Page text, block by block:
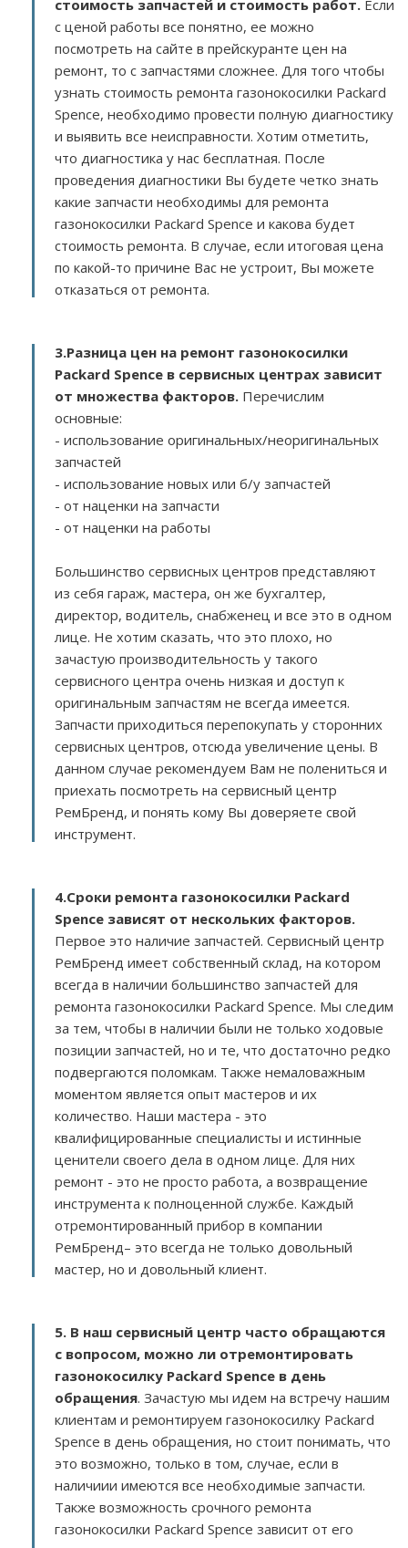
стоимость запчастей и стоимость работ. Если
с ценой работы все понятно, ее можно
посмотреть на сайте в прейскуранте цен на
ремонт, то с запчастями сложнее. Для того чтобы
узнать стоимость ремонта газонокосилки Packard
Spence, необходимо провести полную диагностику
и выявить все неисправности. Хотим отметить,
что диагностика у нас бесплатная. После
проведения диагностики Вы будете четко знать
какие запчасти необходимы для ремонта
газонокосилки Packard Spence и какова будет
стоимость ремонта. В случае, если итоговая цена
по какой-то причине Вас не устроит, Вы можете
отказаться от ремонта.
3.Разница цен на ремонт газонокосилки
Packard Spence в сервисных центрах зависит
от множества факторов. Перечислим
основные:
- использование оригинальных/неоригинальных
запчастей
- использование новых или б/у запчастей
- от наценки на запчасти
- от наценки на работы
Большинство сервисных центров представляют
из себя гараж, мастера, он же бухгалтер,
директор, водитель, снабженец и все это в одном
лице. Не хотим сказать, что это плохо, но
зачастую производительность у такого
сервисного центра очень низкая и доступ к
оригинальным запчастям не всегда имеется.
Запчасти приходиться перепокупать у сторонних
сервисных центров, отсюда увеличение цены. В
данном случае рекомендуем Вам не полениться и
приехать посмотреть на сервисный центр
РемБренд, и понять кому Вы доверяете свой
инструмент.
4.Сроки ремонта газонокосилки Packard
Spence зависят от нескольких факторов.
Первое это наличие запчастей. Сервисный центр
РемБренд имеет собственный склад, на котором
всегда в наличии большинство запчастей для
ремонта газонокосилки Packard Spence. Мы следим
за тем, чтобы в наличии были не только ходовые
позиции запчастей, но и те, что достаточно редко
подвергаются поломкам. Также немаловажным
моментом является опыт мастеров и их
количество. Наши мастера - это
квалифицированные специалисты и истинные
ценители своего дела в одном лице. Для них
ремонт - это не просто работа, а возвращение
инструмента к полноценной службе. Каждый
отремонтированный прибор в компании
РемБренд– это всегда не только довольный
мастер, но и довольный клиент.
5. В наш сервисный центр часто обращаются
с вопросом, можно ли отремонтировать
газонокосилку Packard Spence в день
обращения. Зачастую мы идем на встречу нашим
клиентам и ремонтируем газонокосилку Packard
Spence в день обращения, но стоит понимать, что
это возможно, только в том, случае, если в
наличиии имеются все необходимые запчасти.
Также возможность срочного ремонта
газонокосилки Packard Spence зависит от его